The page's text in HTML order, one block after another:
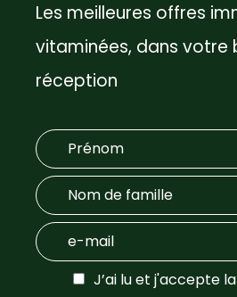
Les meilleures offres
vitaminées, dans votre
réception
J’ai lu et j'accepte la